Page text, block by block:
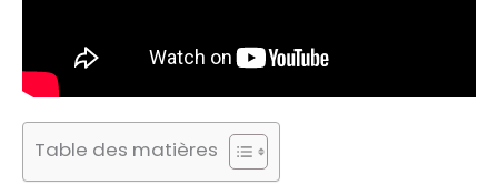
Table des matières